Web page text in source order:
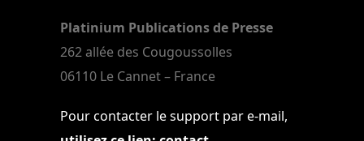
Platinium Publications de Presse
262 allée des Cougoussolles
06110 Le Cannet – France
Pour contacter le support par e-mail,